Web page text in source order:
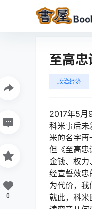
至高忠
政治经济
2017年5月
科米事后未
米的名字再
但《至高忠
金钱、权力
经宣誓效忠
为代价，我
就此，科米
0